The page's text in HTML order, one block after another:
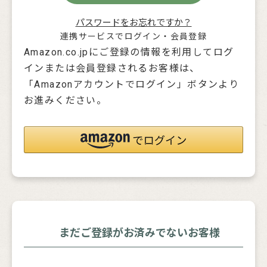
パスワードをお忘れですか？
連携サービスでログイン・会員登録
Amazon.co.jpにご登録の情報を利用してログ
インまたは会員登録されるお客様は、
「Amazonアカウントでログイン」ボタンより
お進みください。
まだご登録がお済みでないお客様